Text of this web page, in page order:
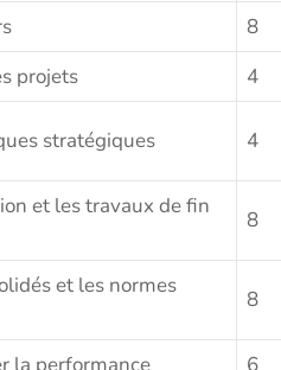
8
projets
4
stratégiques 4
et les travaux de fin
8
et les normes
8
la performance 6